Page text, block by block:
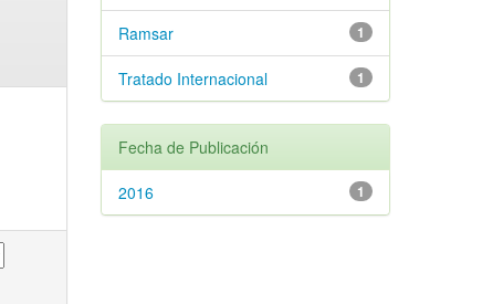
1
Ramsar
1
Tratado Internacional
Fecha de Publicación
1
2016